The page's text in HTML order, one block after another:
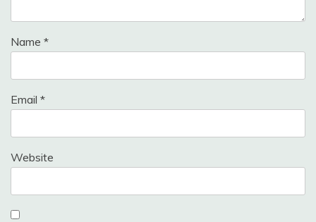
Name *
Email *
Website